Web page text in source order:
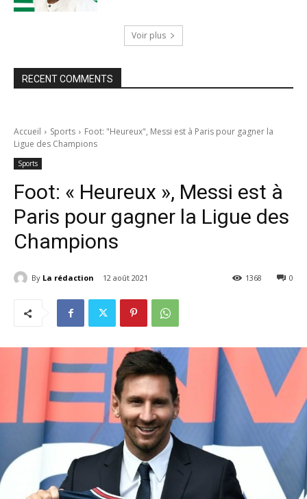
Voir plus
RECENT COMMENTS